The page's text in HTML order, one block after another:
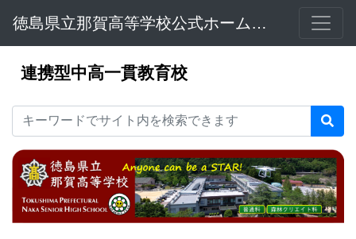
徳島県立那賀高等学校公式ホームページ
連携型中高一貫教育校